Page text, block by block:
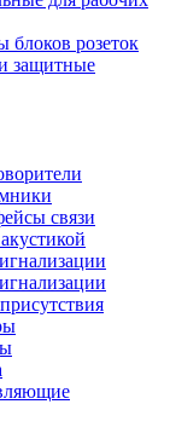
блоков розеток
защитные
связи